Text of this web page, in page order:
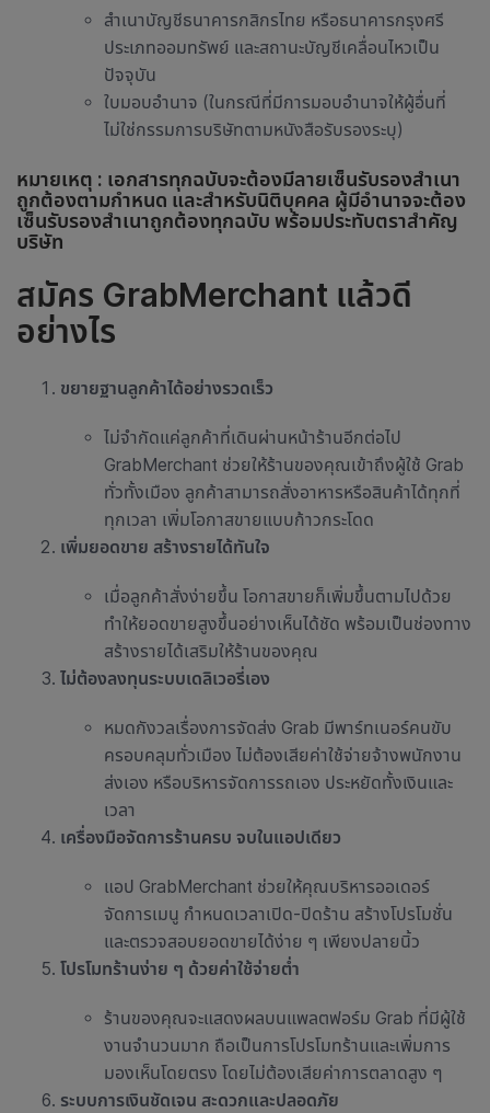
สำเนาบัญชีธนาคารกสิกรไทย หรือธนาคารกรุงศรี
ประเภทออมทรัพย์ และสถานะบัญชีเคลื่อนไหวเป็น
ปัจจุบัน
ใบมอบอำนาจ (ในกรณีที่มีการมอบอำนาจให้ผู้อื่นที่
ไม่ใช่กรรมการบริษัทตามหนังสือรับรองระบุ)
หมายเหตุ : เอกสารทุกฉบับจะต้องมีลายเซ็นรับรองสำเนา
ถูกต้องตามกำหนด และสำหรับนิติบุคคล ผู้มีอำนาจจะต้อง
เซ็นรับรองสำเนาถูกต้องทุกฉบับ พร้อมประทับตราสำคัญ
บริษัท
สมัคร GrabMerchant แล้วดี
อย่างไร
ขยายฐานลูกค้าได้อย่างรวดเร็ว
ไม่จำกัดแค่ลูกค้าที่เดินผ่านหน้าร้านอีกต่อไป
GrabMerchant ช่วยให้ร้านของคุณเข้าถึงผู้ใช้ Grab
ทั่วทั้งเมือง ลูกค้าสามารถสั่งอาหารหรือสินค้าได้ทุกที่
ทุกเวลา เพิ่มโอกาสขายแบบก้าวกระโดด
เพิ่มยอดขาย สร้างรายได้ทันใจ
เมื่อลูกค้าสั่งง่ายขึ้น โอกาสขายก็เพิ่มขึ้นตามไปด้วย
ทำให้ยอดขายสูงขึ้นอย่างเห็นได้ชัด พร้อมเป็นช่องทาง
สร้างรายได้เสริมให้ร้านของคุณ
ไม่ต้องลงทุนระบบเดลิเวอรี่เอง
หมดกังวลเรื่องการจัดส่ง Grab มีพาร์ทเนอร์คนขับ
ครอบคลุมทั่วเมือง ไม่ต้องเสียค่าใช้จ่ายจ้างพนักงาน
ส่งเอง หรือบริหารจัดการรถเอง ประหยัดทั้งเงินและ
เวลา
เครื่องมือจัดการร้านครบ จบในแอปเดียว
แอป GrabMerchant ช่วยให้คุณบริหารออเดอร์
จัดการเมนู กำหนดเวลาเปิด-ปิดร้าน สร้างโปรโมชั่น
และตรวจสอบยอดขายได้ง่าย ๆ เพียงปลายนิ้ว
โปรโมทร้านง่าย ๆ ด้วยค่าใช้จ่ายต่ำ
ร้านของคุณจะแสดงผลบนแพลตฟอร์ม Grab ที่มีผู้ใช้
งานจำนวนมาก ถือเป็นการโปรโมทร้านและเพิ่มการ
มองเห็นโดยตรง โดยไม่ต้องเสียค่าการตลาดสูง ๆ
ระบบการเงินชัดเจน สะดวกและปลอดภัย